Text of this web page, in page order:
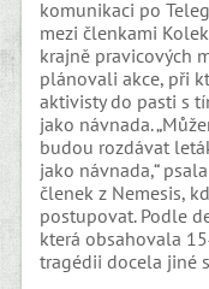
komunikaci po
mezi členkami
krajně pravicových
plánovali akce, při
aktivisty do pasti s
jako návnada.
budou rozdávat
jako návnada,“
členek z Nemesis,
postupovat. Podle
která obsahovala
tragédii docela jiné